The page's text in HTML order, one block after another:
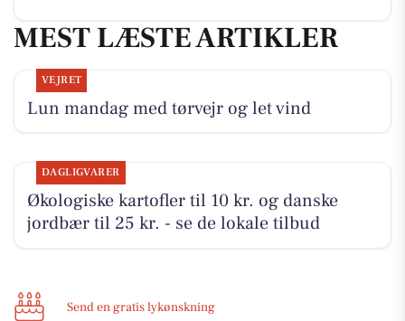
MEST LÆSTE ARTIKLER
VEJRET
Lun mandag med tørvejr og let vind
DAGLIGVARER
Økologiske kartofler til 10 kr. og danske
jordbær til 25 kr. - se de lokale tilbud
Send en gratis lykønskning